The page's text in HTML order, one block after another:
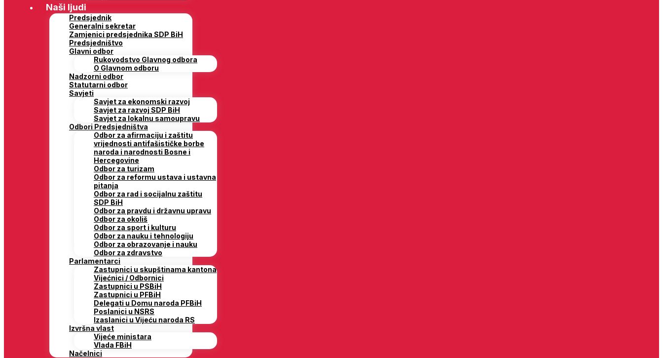
Naši ljudi
Predsjednik
Generalni sekretar
Zamjenici predsjednika SDP BiH
Predsjedništvo
Glavni odbor
Rukovodstvo Glavnog odbora
O Glavnom odboru
Nadzorni odbor
Statutarni odbor
Savjeti
Savjet za ekonomski razvoj
Savjet za razvoj SDP BiH
Savjet za lokalnu samoupravu
Odbori Predsjedništva
Odbor za afirmaciju i zaštitu
vrijednosti antifašističke borbe
naroda i narodnosti Bosne i
Hercegovine
Odbor za turizam
Odbor za reformu ustava i ustavna
pitanja
Odbor za rad i socijalnu zaštitu
SDP BiH
Odbor za pravdu i državnu upravu
Odbor za okoliš
Odbor za sport i kulturu
Odbor za nauku i tehnologiju
Odbor za obrazovanje i nauku
Odbor za zdravstvo
Parlamentarci
Zastupnici u skupštinama kantona
Vijećnici / Odbornici
Zastupnici u PSBiH
Zastupnici u PFBiH
Delegati u Domu naroda PFBiH
Poslanici u NSRS
Izaslanici u Vijeću naroda RS
Izvršna vlast
Vijeće ministara
Vlada FBiH
Načelnici